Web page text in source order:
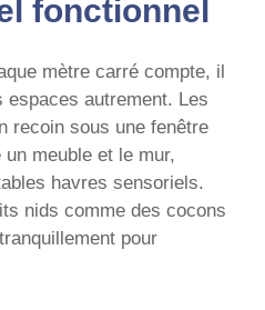
fonctionnel
mètre carré compte, il
autrement. Les
recoin sous une fenêtre
meuble et le mur,
havres sensoriels.
nids comme des cocons
pour